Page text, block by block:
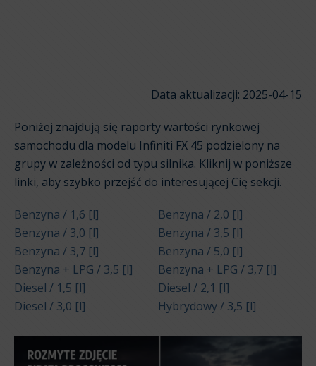
Data aktualizacji: 2025-04-15
Poniżej znajdują się raporty wartości rynkowej
samochodu dla modelu Infiniti FX 45 podzielony na
grupy w zależności od typu silnika. Kliknij w poniższe
linki, aby szybko przejść do interesującej Cię sekcji.
Benzyna / 1,6 [l]
Benzyna / 2,0 [l]
Benzyna / 3,0 [l]
Benzyna / 3,5 [l]
Benzyna / 3,7 [l]
Benzyna / 5,0 [l]
Benzyna + LPG / 3,5 [l]
Benzyna + LPG / 3,7 [l]
Diesel / 1,5 [l]
Diesel / 2,1 [l]
Diesel / 3,0 [l]
Hybrydowy / 3,5 [l]